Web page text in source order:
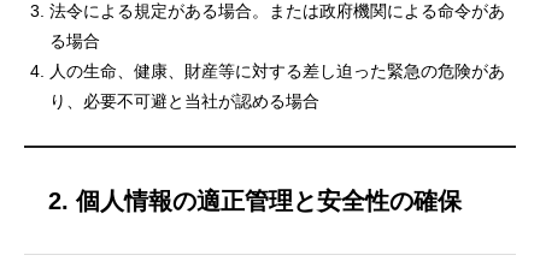
法令による規定がある場合。または政府機関による命令があ
る場合
人の生命、健康、財産等に対する差し迫った緊急の危険があ
り、必要不可避と当社が認める場合
2. 個人情報の適正管理と安全性の確保